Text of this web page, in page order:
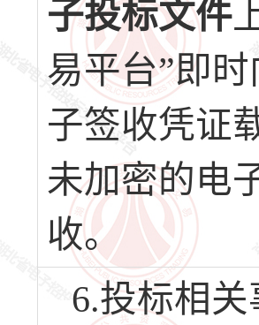
子投标文件
易平台”即
子签收凭证
未加密的电
收。
6.投标相关